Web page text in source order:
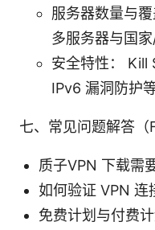
服务器数量与
多服务器与国
安全特性： Kill
IPv6 漏洞防护
七、常见问题解答（
质子VPN 下载需
如何验证 VPN 连
免费计划与付费